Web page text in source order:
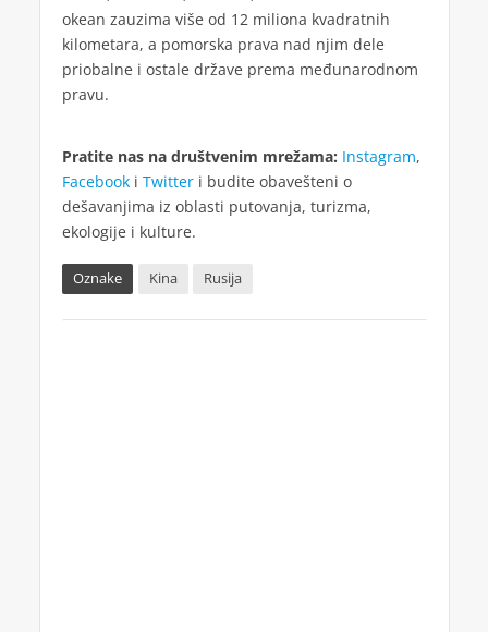
okean zauzima više od 12 miliona kvadratnih
kilometara, a pomorska prava nad njim dele
priobalne i ostale države prema međunarodnom
pravu.
Pratite nas na društvenim mrežama: Instagram,
Facebooki Twitteri budite obavešteni o
dešavanjima iz oblasti putovanja, turizma,
ekologije i kulture.
Oznake Kina Rusija